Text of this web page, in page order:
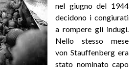
nel giugno del 1944
decidono i congiurati
a rompere gli indugi.
Nello stesso mese
von Stauffenberg era
stato nominato capo